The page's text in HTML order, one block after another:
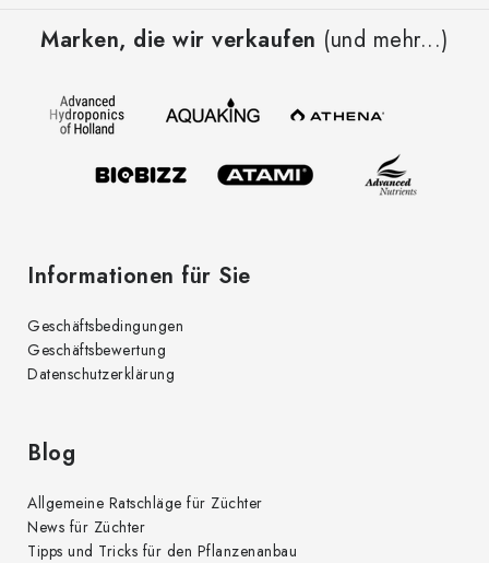
Marken, die wir verkaufen (und mehr...)
Informationen für Sie
Geschäftsbedingungen
Geschäftsbewertung
Datenschutzerklärung
Blog
Allgemeine Ratschläge für Züchter
News für Züchter
Tipps und Tricks für den Pflanzenanbau